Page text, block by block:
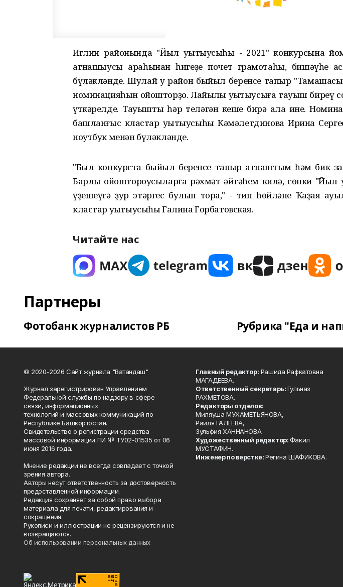
Иглин районында "Йыл уҡытыусыһы - 2021" конкурсына
ҡатнашыусы араһынан һигеҙе почет грамотаһы, бишәүһе
бүләкләнде. Шулай уҡ район быйыл беренсе тапҡыр
номинацияһын ойошторҙо. Лайыҡлы уҡытыусыға тауыш биреү
үткәрелде. Тауышты һәр теләгән кеше бирә ала ине.
башланғыс кластар уҡытыусыһы Кәмәлетдинова Ирина
ноутбук менән бүләкләнде.
"Был конкурста быйыл беренсе тапҡыр ҡатнаштым һәм бик
Барлыҡ ойоштороусыларға рәхмәт әйтәһем килә, сөнки "Йыл
үҙешеүгә ҙур этәргес булып тора," - тип һөйләне Ҡаҙаяҡ
кластар уҡытыусыһы Галина Горбатовская.
Читайте нас
Партнеры
Фотобанк журналистов РБ Рубрика "Еда и
© 2020-2026 Сайт журнала "Ватандаш"
Журнал зарегистрирован Управлением
Федеральной службы по надзору в сфере
связи, информационных
технологий и массовых коммуникаций по
Республике Башкортостан.
Свидетельство о регистрации средства
массовой информации ПИ № ТУ02-01535 от 06
июня 2016 года.
Мнение редакции не всегда совпадает с точкой
зрения автора.
Авторы несут ответственность за достоверность
предоставленной информации.
Редакция сохраняет за собой право выбора
материала для печати, редактирования и
сокращения.
Рукописи и иллюстрации не рецензируются и не
возвращаются.
Об использовании персональных данных
Главный редактор: Рашида Рафкатовна
МАГАДЕЕВА.
Ответственный секретарь:Гульназ
РАХМЕТОВА.
Редакторы отделов:
Миляуша МУХАМЕТЬЯНОВА,
Раиля ГАЛЕЕВА,
Зульфия ХАННАНОВА.
Художественный редактор:Факил
МУСТАФИН.
Инженер по верстке:Регина ШАФИКОВА.